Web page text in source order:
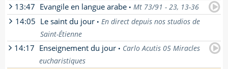
[ En savoir plus]
parRichard- La réécoute n'est pas encore
disponible pour cette émission.
13:47 Evangile en langue arabe • Mt 73/91 - 23, 13-36
parInconnu - La réécoute n'est pas encore
disponible pour cette émission.
[En savoir plus]
14:05 Le saint du jour • En direct depuis nos studios de
Saint-Étienne
parLes animateurs de la radio-
14:17 Enseignement du jour • Carlo Acutis 05 Miracles
eucharistiques